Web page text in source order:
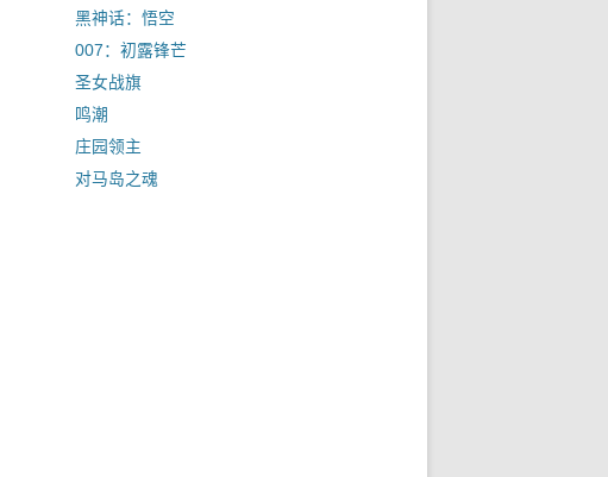
黑神话：悟空
007：初露锋芒
圣女战旗
鸣潮
庄园领主
对马岛之魂